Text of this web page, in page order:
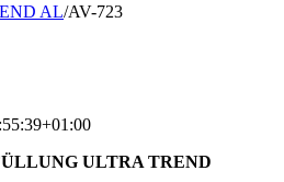
AL/AV-723
ULTRA TREND